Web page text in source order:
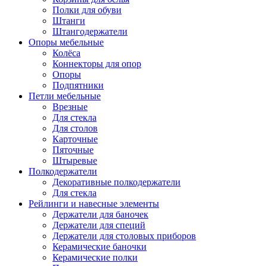
Полки для обуви
Штанги
Штангодержатели
Опоры мебельные
Колёса
Коннекторы для опор
Опоры
Подпятники
Петли мебельные
Врезные
Для стекла
Для столов
Карточные
Пяточные
Штыревые
Полкодержатели
Декоративные полкодержатели
Для стекла
Рейлинги и навесные элементы
Держатели для баночек
Держатели для специй
Держатели для столовых приборов
Керамические баночки
Керамические полки